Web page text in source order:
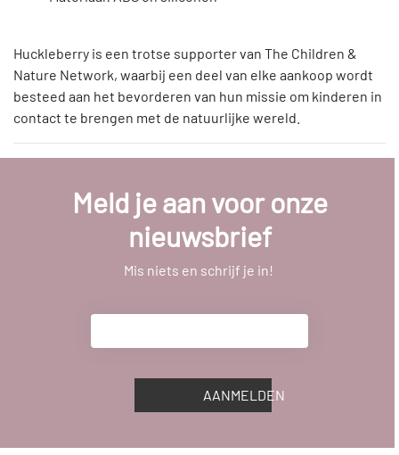
Huckleberry is een trotse supporter van The Children &
Nature Network, waarbij een deel van elke aankoop wordt
besteed aan het bevorderen van hun missie om kinderen in
contact te brengen met de natuurlijke wereld.
Meld je aan voor onze
nieuwsbrief
Mis niets en schrijf je in!
AANMELDEN